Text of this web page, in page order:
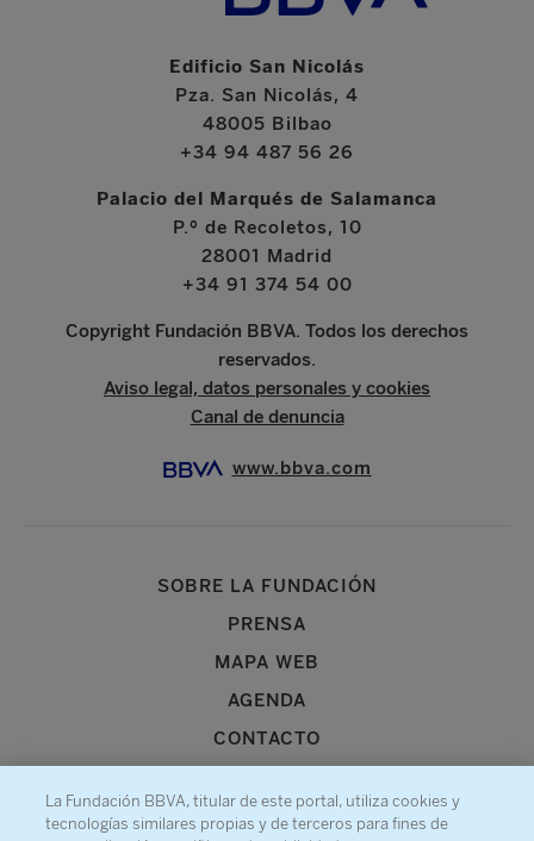
Edificio San Nicolás
Pza. San Nicolás, 4
48005 Bilbao
+34 94 487 56 26
Palacio del Marqués de Salamanca
P.º de Recoletos, 10
28001 Madrid
+34 91 374 54 00
Copyright Fundación BBVA. Todos los derechos
reservados.
Aviso legal, datos personales y cookies
Canal de denuncia
www.bbva.com
SOBRE LA FUNDACIÓN
PRENSA
MAPA WEB
AGENDA
CONTACTO
La Fundación BBVA, titular de este portal, utiliza cookies y
tecnologías similares propias y de terceros para fines de